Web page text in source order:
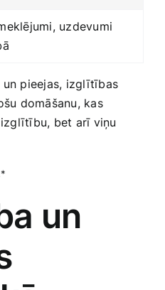
uzdevumi‍
un pieejas, izglītības
domāšanu,​ kas
bet arī ‌viņu
un